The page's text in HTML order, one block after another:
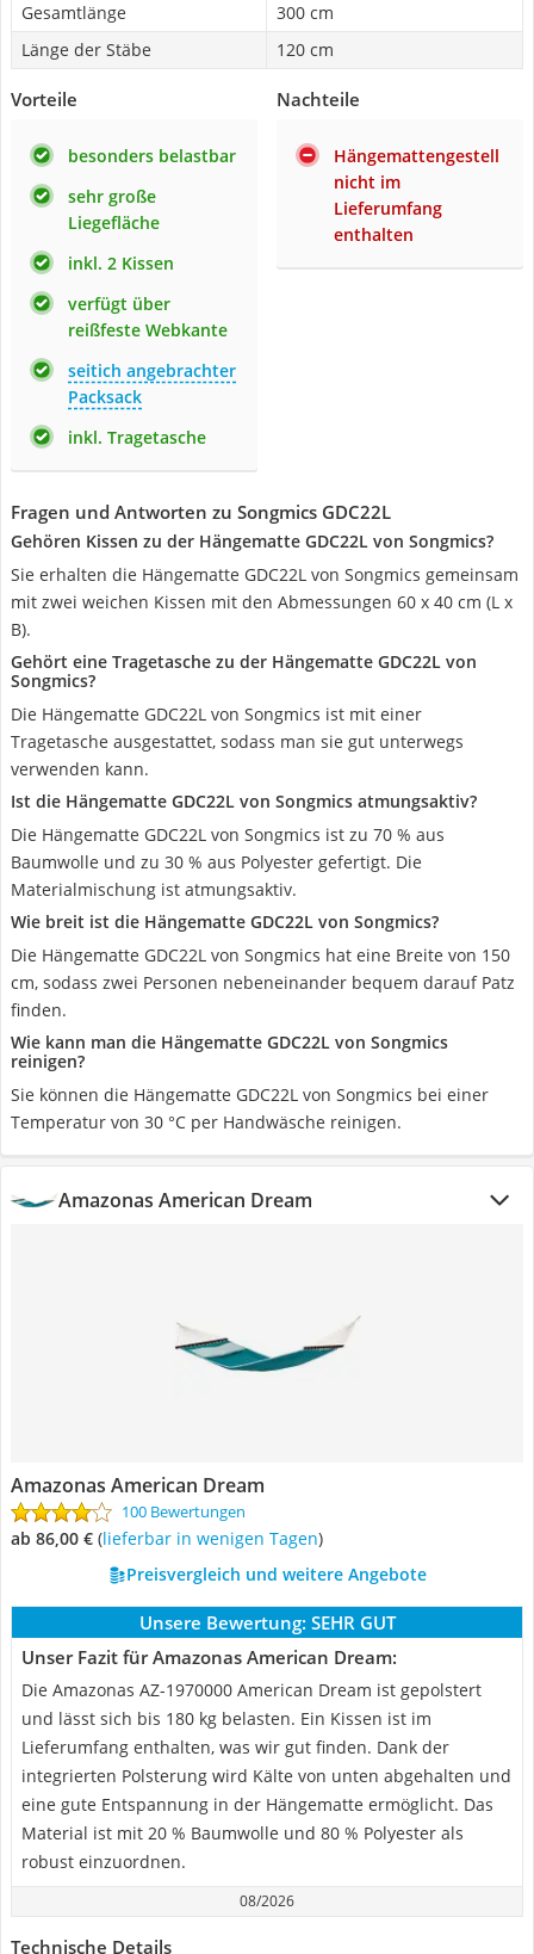
Gesamtlänge
300 cm
Länge der Stäbe
120 cm
Vorteile
besonders belastbar
sehr große
Liegefläche
inkl. 2 Kissen
verfügt über
reißfeste Webkante
seitich angebrachter
Packsack
inkl. Tragetasche
Nachteile
Hängemattengestell
nicht im
Lieferumfang
enthalten
Fragen und Antworten zu Songmics GDC22L
Gehören Kissen zu der Hängematte GDC22L von Songmics?
Sie erhalten die Hängematte GDC22L von Songmics gemeinsam
mit zwei weichen Kissen mit den Abmessungen 60 x 40 cm (L x
B).
Gehört eine Tragetasche zu der Hängematte GDC22L von
Songmics?
Die Hängematte GDC22L von Songmics ist mit einer
Tragetasche ausgestattet, sodass man sie gut unterwegs
verwenden kann.
Ist die Hängematte GDC22L von Songmics atmungsaktiv?
Die Hängematte GDC22L von Songmics ist zu 70 % aus
Baumwolle und zu 30 % aus Polyester gefertigt. Die
Materialmischung ist atmungsaktiv.
Wie breit ist die Hängematte GDC22L von Songmics?
Die Hängematte GDC22L von Songmics hat eine Breite von 150
cm, sodass zwei Personen nebeneinander bequem darauf Patz
finden.
Wie kann man die Hängematte GDC22L von Songmics
reinigen?
Sie können die Hängematte GDC22L von Songmics bei einer
Temperatur von 30 °C per Handwäsche reinigen.
Amazonas American Dream
Amazonas American Dream
100 Bewertungen
ab 86,00 € ( Lieferbar in wenigen Tagen)
Preisvergleich und weitere Angebote
Unsere Bewertung: SEHR GUT
Unser Fazit für Amazonas American Dream:
Die Amazonas AZ-1970000 American Dream ist gepolstert
und lässt sich bis 180 kg belasten. Ein Kissen ist im
Lieferumfang enthalten, was wir gut finden. Dank der
integrierten Polsterung wird Kälte von unten abgehalten und
eine gute Entspannung in der Hängematte ermöglicht. Das
Material ist mit 20 % Baumwolle und 80 % Polyester als
robust einzuordnen.
08/2026
Technische Details